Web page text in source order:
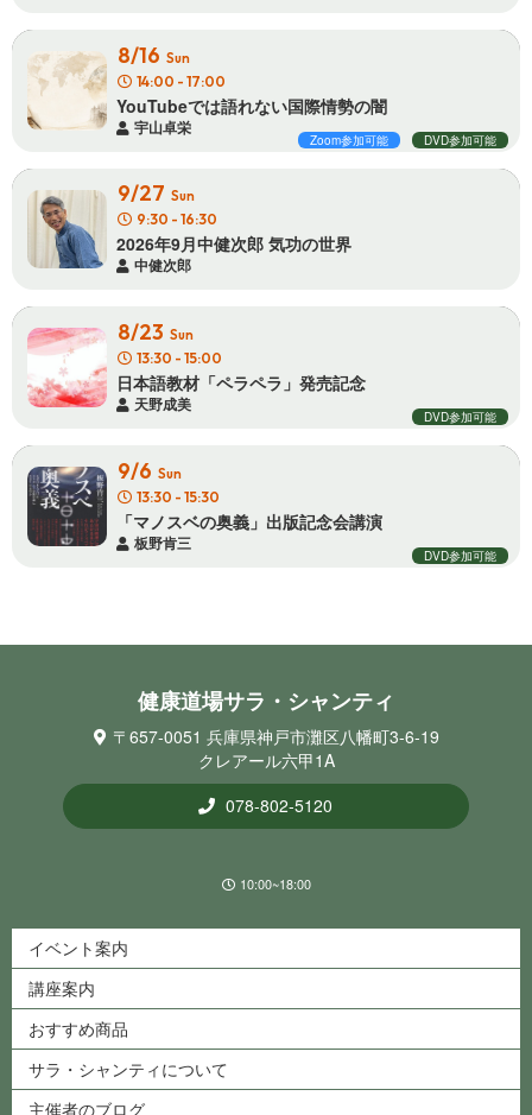
Zoom参加可能 DVD参加可能
8/16 Sun
14:00 - 17:00
YouTubeでは語れない国際 情 勢 の 闇
宇山卓栄
9/27 Sun
9:30 - 16:30
2026年9月中健次郎 気 功 の 世 界
中健次郎
DVD参加可能
8/23 Sun
13:30 - 15:00
日本語教材「ペラペラ」発 売 記 念
天野成美
DVD参加可能
9/6 Sun
13:30 - 15:30
「マノスベの奥義」出版記 念 会 講 演
板野肯三
健康道場サラ・シ ャ ン テ ィ
〒657-0051 兵庫県神戸市灘区八幡町3-6-19
クレアール六甲1A
078-802-5120
10:00~18:00
イベント案内
講座案内
おすすめ商品
サラ・シャンティについて
主催者のブログ